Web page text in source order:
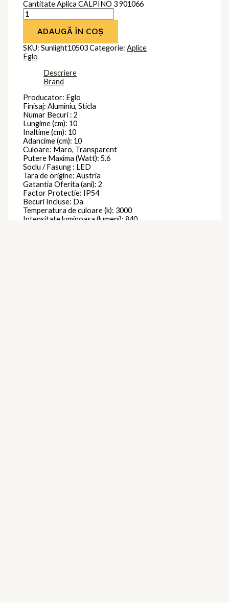
Cantitate Aplica CALPINO 3 901066
ADAUGĂ ÎN COȘ
SKU:Sunlight10503Categorie:Aplice
Eglo
Descriere
Brand
Producator: Eglo
Finisaj: Aluminiu, Sticla
Numar Becuri : 2
Lungime (cm): 10
Inaltime (cm): 10
Adancime (cm): 10
Culoare: Maro, Transparent
Putere Maxima (Watt): 5.6
Soclu / Fasung : LED
Tara de origine: Austria
Gatantia Oferita (ani): 2
Factor Protectie: IP54
Becuri Incluse: Da
Temperatura de culoare (k): 3000
Intensitate luminoasa (lumeni): 840